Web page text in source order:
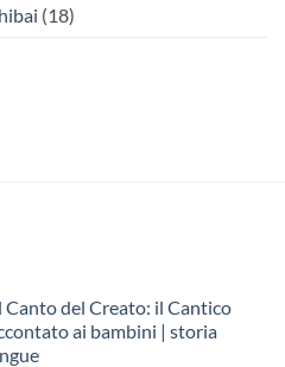
(18)
Canto del Creato: il Cantico
ai bambini | storia